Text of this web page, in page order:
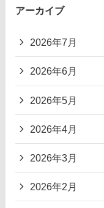
アーカイブ
2026年7月
2026年6月
2026年5月
2026年4月
2026年3月
2026年2月